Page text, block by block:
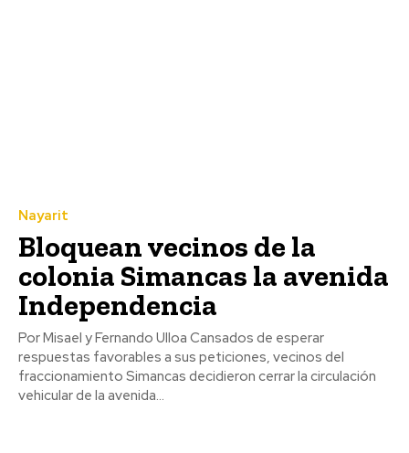
Nayarit
Bloquean vecinos de la
colonia Simancas la avenida
Independencia
Por Misael y Fernando Ulloa Cansados de esperar
respuestas favorables a sus peticiones, vecinos del
fraccionamiento Simancas decidieron cerrar la circulación
vehicular de la avenida...